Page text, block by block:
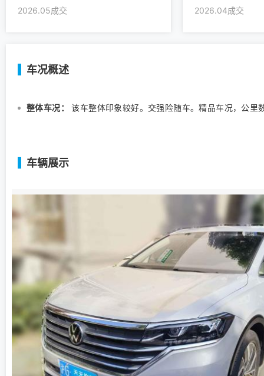
2026.05成交
2026.04成交
车况概述
整体车况： 该车整体印象较好。交强险随车。精品车况，公里
车辆展示